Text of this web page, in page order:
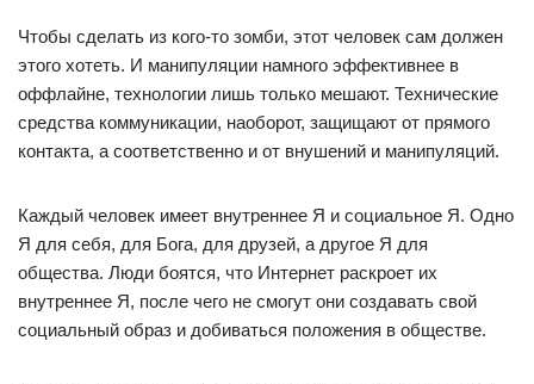
Чтобы сделать из кого-то зомби, этот человек сам должен
этого хотеть. И манипуляции намного эффективнее в
оффлайне, технологии лишь только мешают. Технические
средства коммуникации, наоборот, защищают от прямого
контакта, а соответственно и от внушений и манипуляций.
Каждый человек имеет внутреннее Я и социальное Я. Одно
Я для себя, для Бога, для друзей, а другое Я для
общества. Люди боятся, что Интернет раскроет их
внутреннее Я, после чего не смогут они создавать свой
социальный образ и добиваться положения в обществе.